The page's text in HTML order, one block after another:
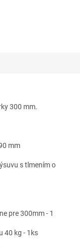
300 mm.
mm
s tlmením o
pre 300mm - 1
40 kg - 1ks